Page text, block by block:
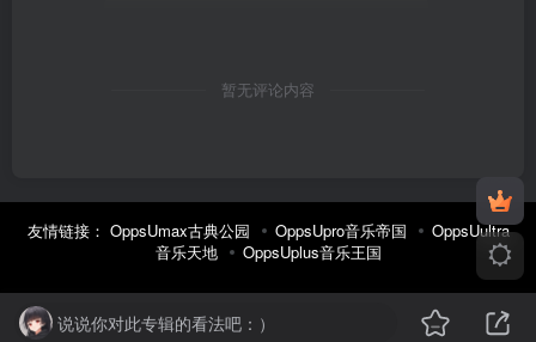
暂无评论内容
友情链接： OppsUmax古典公园 OppsUpro音乐帝国
OppsUultra
音乐天地
OppsUplus音乐王国
说说你对此专辑的看法吧：）